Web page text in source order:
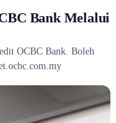
Bank Melalui
OCBC Bank. Boleh